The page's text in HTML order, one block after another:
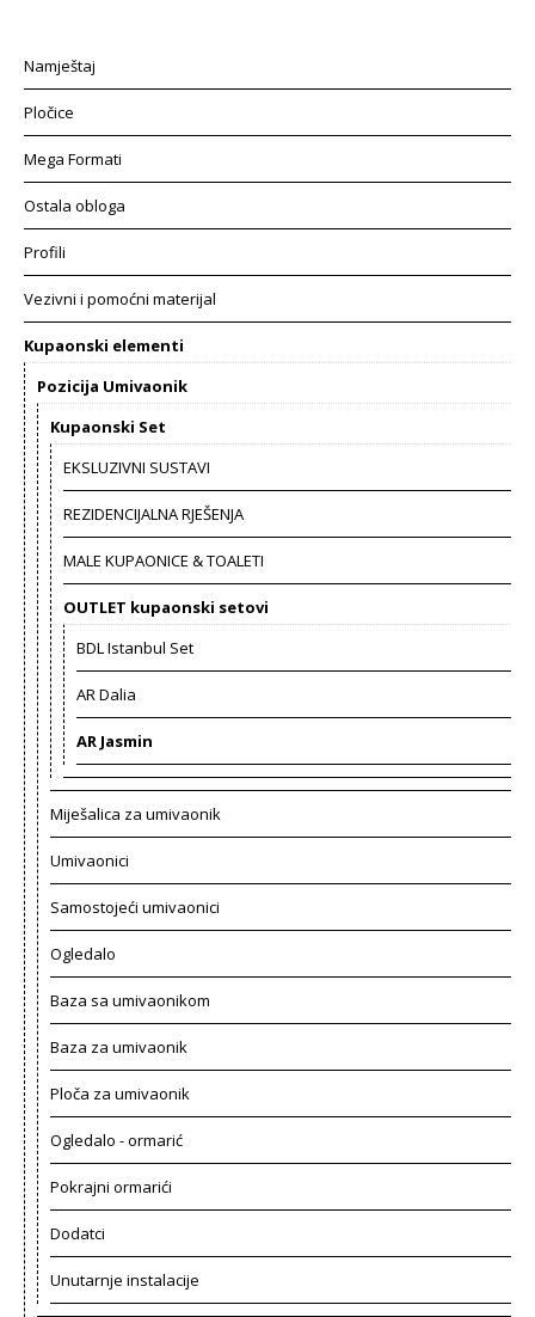
Namještaj
Pločice
Mega Formati
Ostala obloga
Profili
Vezivni i pomoćni materijal
Kupaonski elementi
Pozicija Umivaonik
Kupaonski Set
EKSLUZIVNI SUSTAVI
REZIDENCIJALNA RJEŠENJA
MALE KUPAONICE & TOALETI
OUTLET kupaonski setovi
BDL Istanbul Set
AR Dalia
AR Jasmin
Miješalica za umivaonik
Umivaonici
Samostojeći umivaonici
Ogledalo
Baza sa umivaonikom
Baza za umivaonik
Ploča za umivaonik
Ogledalo - ormarić
Pokrajni ormarići
Dodatci
Unutarnje instalacije